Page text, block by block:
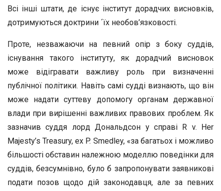
Всі інші штати, де існує інститут дорадчих висновків,
дотримуються доктрини ´їх необов’язковості.
Проте, незважаючи на певний опір з боку суддів,
існування такого інституту, як дорадчий висновок
може відігравати важливу роль при визначенні
публічної політики. Навіть самі судді визнають, що він
може надати суттеву допомогу органам державної
влади при вирішенні важливих правових проблем. Як
зазначив суддя лорд Дональдсон у справі R v. Her
Majesty’s Treasury, ex P. Smedley, «за багатьох і можливо
більшості обставин належною моделлю поведінки для
суддів, безсумнівно, було б запропонувати заявникові
подати позов щодо дій законодавця, але за певних